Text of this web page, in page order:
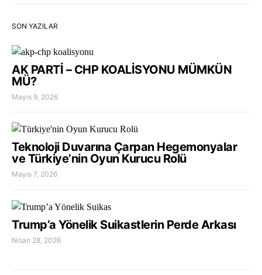
SON YAZILAR
AK PARTİ – CHP KOALİSYONU MÜMKÜN
MÜ?
Mayıs 9, 2026
Teknoloji Duvarına Çarpan Hegemonyalar
ve Türkiye’nin Oyun Kurucu Rolü
Mayıs 7, 2026
Trump’a Yönelik Suikastlerin Perde Arkası
Nisan 28, 2026